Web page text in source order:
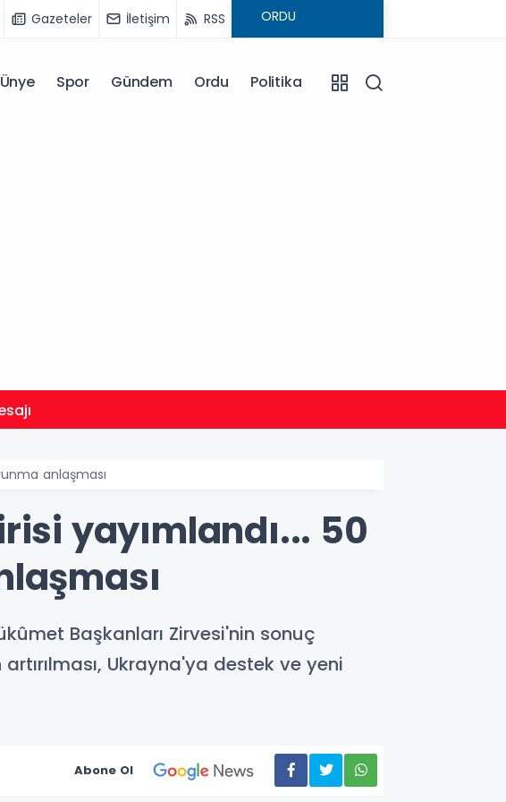
Gazeteler İletişim RSS
Ünye Spor Gündem Ordu Politika
anlaşması
yayımlandı... 50
Başkanları Zirvesi'nin sonuç
Ukrayna'ya destek ve yeni
Abone Ol